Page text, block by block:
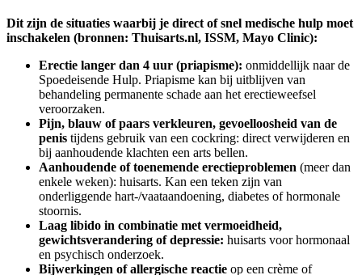
Dit zijn de situaties waarbij je direct of snel medische hulp moet
inschakelen (bronnen: Thuisarts.nl, ISSM, Mayo Clinic):
Erectie langer dan 4 uur (priapisme): onmiddellijk naar de
Spoedeisende Hulp. Priapisme kan bij uitblijven van
behandeling permanente schade aan het erectieweefsel
veroorzaken.
Pijn, blauw of paars verkleuren, gevoelloosheid van de
penis tijdens gebruik van een cockring: direct verwijderen en
bij aanhoudende klachten een arts bellen.
Aanhoudende of toenemende erectieproblemen (meer dan
enkele weken): huisarts. Kan een teken zijn van
onderliggende hart-/vaataandoening, diabetes of hormonale
stoornis.
Laag libido in combinatie met vermoeidheid,
gewichtsverandering of depressie: huisarts voor hormonaal
en psychisch onderzoek.
Bijwerkingen of allergische reactie op een crème of